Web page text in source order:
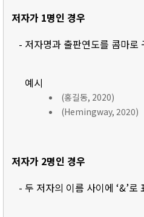
저자가 1명인 경우
- 저자명과 출판연도를 콤마로
예시
(홍길동, 2020)
(Hemingway, 2020)
저자가 2명인 경우
- 두 저자의 이름 사이에 ‘&’로